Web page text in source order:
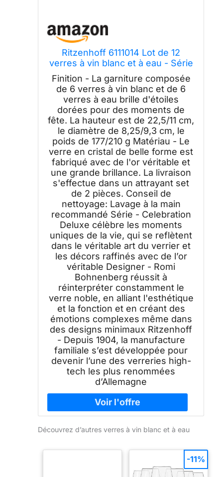
Ritzenhoff 6111014 Lot de 12
verres à vin blanc et à eau - Série
Celebration Deluxe - 400 ml -
Pièce design, Or
Finition - La garniture composée
de 6 verres à vin blanc et de 6
verres à eau brille d'étoiles
dorées pour des moments de
fête. La hauteur est de 22,5/11 cm,
le diamètre de 8,25/9,3 cm, le
poids de 177/210 g Matériau - Le
verre en cristal de belle forme est
fabriqué avec de l'or véritable et
une grande brillance. La livraison
s'effectue dans un attrayant set
de 2 pièces. Conseil de
nettoyage: Lavage à la main
recommandé Série - Celebration
Deluxe célèbre les moments
uniques de la vie, qui se reflètent
dans le véritable art du verrier et
les décors raffinés avec de l’or
véritable Designer - Romi
Bohnenberg réussit à
réinterpréter constamment le
verre noble, en alliant l'esthétique
et la fonction et en créant des
émotions complexes même dans
des designs minimaux Ritzenhoff
- Depuis 1904, la manufacture
familiale s’est développée pour
devenir l’une des verreries high-
tech les plus renommées
d’Allemagne
Découvrez d’autres verres à vin blanc et à eau
-11%